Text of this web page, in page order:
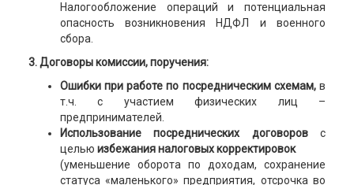
Налогообложение операций и потенциальная
опасность возникновения НДФЛ и военного
сбора.
3. Договоры комиссии, поручения:
Ошибки при работе по посредническим схемам,в
т.ч. с участием физических лиц –
предпринимателей.
Использование посреднических договоровс
целью избежания налоговых корректировок
(уменьшение оборота по доходам, сохранение
статуса «маленького» предприятия, отсрочка во